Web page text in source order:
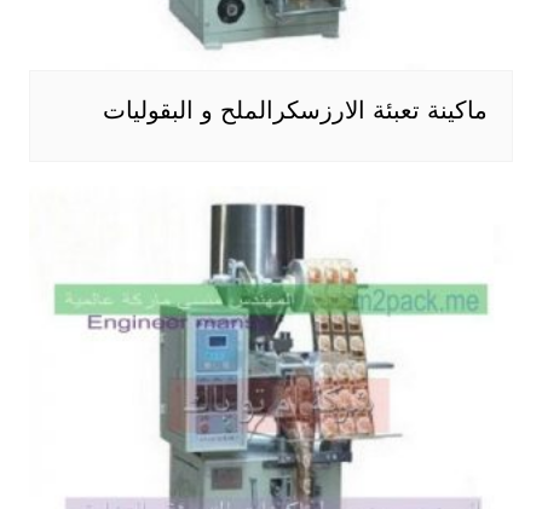
ماكينة تعبئة الارزسكرالملح و البقوليات